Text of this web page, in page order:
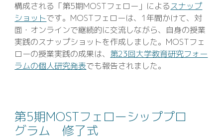
構成される「第5期MOSTフェロー」によるスナップ
ショットです。MOSTフェローは、1年間かけて、対
面・オンラインで継続的に交流しながら、自身の授業
実践のスナップショットを作成しました。MOSTフェ
ローの授業実践の成果は、 第23回大学教育研究フォー
ラムの個人研究発表でも報告されました。
第5期MOSTフェローシッププロ
グラム 修了式